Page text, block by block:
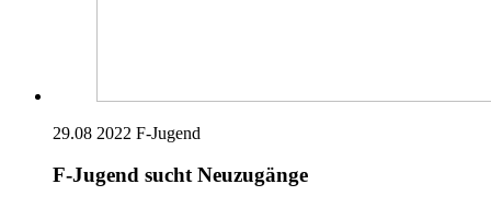
29.08 2022 F-Jugend
F-Jugend sucht Neuzugänge